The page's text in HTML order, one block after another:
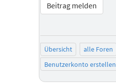
Beitrag melden
Übersicht alle Foren
Benutzerkonto erstellen